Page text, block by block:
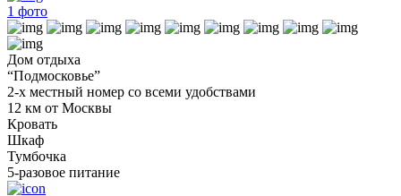
1 фото
Дом отдыха
“Подмосковье”
2-х местный номер со всеми удобствами
12 км от Москвы
Кровать
Шкаф
Тумбочка
5-разовое питание